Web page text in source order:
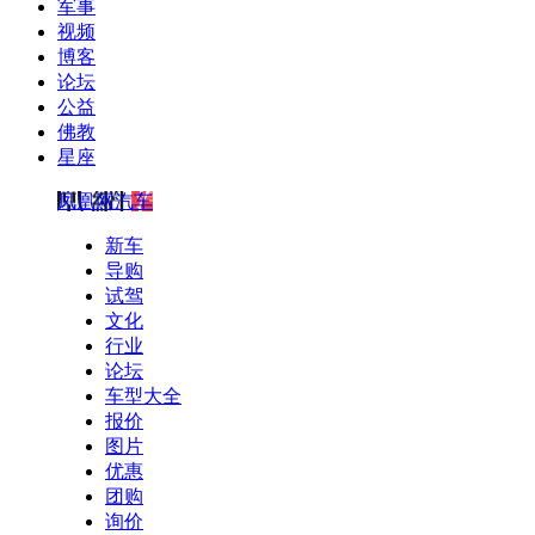
军事
视频
博客
论坛
公益
佛教
星座
凤凰网汽车
新车
导购
试驾
文化
行业
论坛
车型大全
报价
图片
优惠
团购
询价